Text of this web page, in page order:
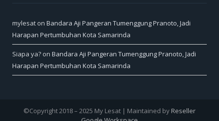
mylesat on Bandara Aji Pangeran Tumenggung Pranoto, Jadi
Harapan Pertumbuhan Kota Samarinda
Siapa ya? on Bandara Aji Pangeran Tumenggung Pranoto, Jadi
Harapan Pertumbuhan Kota Samarinda
©Copyright 2018 – 2025 My Lesat | Maintained by Reseller